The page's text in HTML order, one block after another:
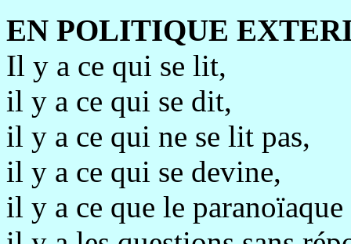
EN POLITIQUE
Il y a ce qui se lit,
il y a ce qui se dit,
il y a ce qui ne se lit pas,
il y a ce qui se devine,
il y a ce que le